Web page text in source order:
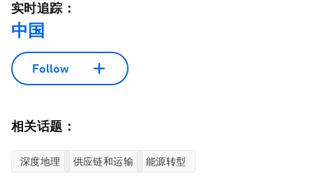
实时追踪：
中国
Follow
相关话题：
深度地理 供应链和运输 能源转型